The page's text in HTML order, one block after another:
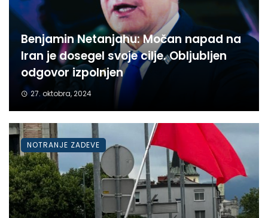
Benjamin Netanjahu: Močan napad na
Iran je dosegel svoje cilje. Obljubljen
odgovor izpolnjen
27. oktobra, 2024
NOTRANJE ZADEVE